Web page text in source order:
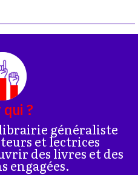
qui ?
généraliste
et lectrices
des livres et des
engagées.